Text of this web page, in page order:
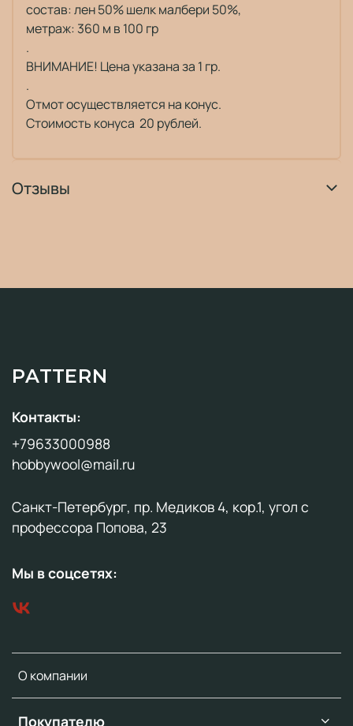
состав: лен 50% шелк малбери 50%,
метраж: 360 м в 100 гр
.
ВНИМАНИЕ! Цена указана за 1 гр.
.
Отмот осуществляется на конус.
Стоимость конуса 20 рублей.
Отзывы
PATTERN
О компании
Покупателю
Контакты:
+79633000988
hobbywool@mail.ru
Санкт-Петербург, пр. Медиков 4, кор.1, угол с
профессора Попова, 23
Мы в соцсетях: